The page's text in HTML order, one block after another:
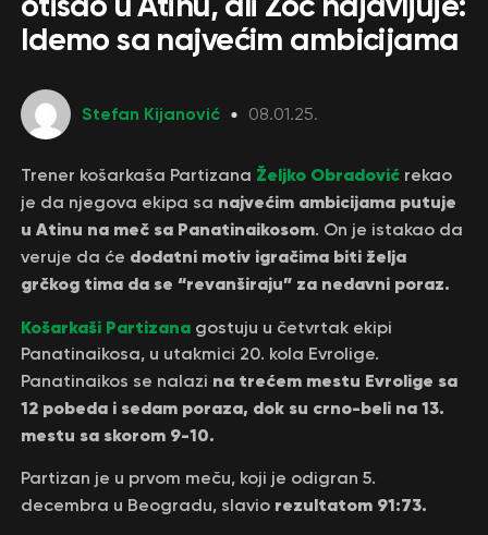
Idemo sa najvećim ambicijama
Stefan Kijanović 08.01.25.
Trener košarkaša Partizana Željko Obradovićrekao
je da njegova ekipa sa najvećim ambicijama putuje
u Atinu na meč sa Panatinaikosom. On je istakao da
veruje da će dodatni motiv igračima biti želja
grčkog tima da se “revanširaju” za nedavni poraz.
Košarkaši Partizanagostuju u četvrtak ekipi
Panatinaikosa, u utakmici 20. kola Evrolige.
Panatinaikos se nalazi na trećem mestu Evrolige sa
12 pobeda i sedam poraza, dok su crno-beli na 13.
mestu sa skorom 9-10.
Partizan je u prvom meču, koji je odigran 5.
decembra u Beogradu, slaviorezultatom 91:73.